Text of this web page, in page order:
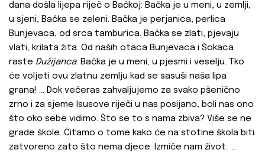
dana došla lijepa riječ o Bačkoj: Bačka je u meni, u zemlji,
u sjeni, Bačka se zeleni. Bačka je perjanica, perlica
Bunjevaca, od srca tamburica. Bačka se zlati, pjevaju
vlati, krilata žita. Od naših otaca Bunjevaca i Šokaca
raste Dužijanca. Bačka je u meni, u pjesmi i veselju. Tko
će voljeti ovu zlatnu zemlju kad se sasuši naša lipa
grana! … Dok večeras zahvaljujemo za svako pšenično
zrno i za sjeme Isusove riječi u nas posijano, boli nas ono
što oko sebe vidimo. Što se to s nama zbiva? Više se ne
grade škole. Čitamo o tome kako će na stotine škola biti
zatvoreno zato što nema djece. Izmiče nam život. ...